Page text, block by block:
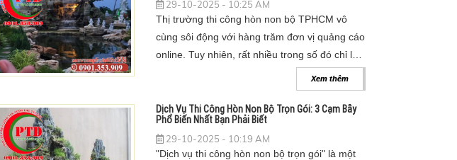
chính là lúc thị trường cho dịch vụ cải tạo hồ
cá koi uy tín bùng nổ, khi các chủ hồ nhận ra
rằng "cứu" một hồ cá còn khó và tốn kém hơn
xây mới gấp nhiều lần.
29-10-2025 - 10:25 AM
Thị trường thi công hòn non bộ TPHCM vô
cùng sôi động với hàng trăm đơn vị quảng cáo
online. Tuy nhiên, rất nhiều trong số đó chỉ là
"cò" (trung gian, môi giới) chứ không phải
xưởng thi công thực thụ. Làm việc với "cò"
không chỉ khiến bạn tốn kém chi phí mà còn
rủi ro về chất lượng. Dưới đây là 3 dấu hiệu
"vàng" giúp bạn nhận diện.
Xem thêm
Dịch Vụ Thi Công Hòn Non Bộ Trọn Gói: 3 Cạm Bẫy
Phổ Biến Nhất Bạn Phải Biết
29-10-2025 - 10:19 AM
"Dịch vụ thi công hòn non bộ trọn gói" là một